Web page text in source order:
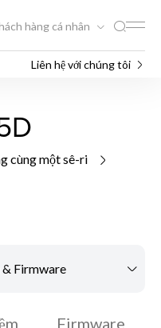
hàng cá nhân
Liên hệ với chúng tôi
cùng một sê-ri
& Firmware
Firmware